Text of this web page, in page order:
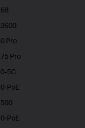
Pro
Pro
5G
PoE
PoE